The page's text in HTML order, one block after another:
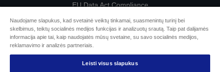
EU Data Act Compliance
Susisiekite su mumis dėl savo duomenų
Cookie Information
„Epson“ įsipareigojimas dėl prieinamumo
Naudojame slapukus, kad svetainė veiktų tinkamai, suasmenintų turinį bei
skelbimus, teiktų socialinės medijos funkcijas ir analizuotų srautą. Taip pat dalijamės
informacija apie tai, kaip naudojatės mūsų svetaine, su savo socialinės medijos,
reklamavimo ir analizės partneriais.
Leisti visus slapukus